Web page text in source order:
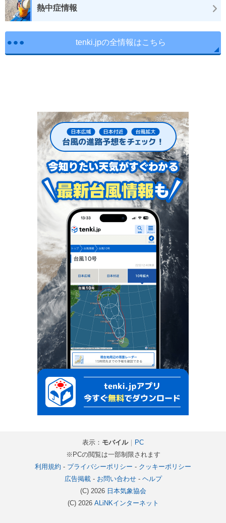
熱中症情報
tenki.jpの全情報はこちら
表示： モバイル｜ PC
※PCの閲覧は一部制限されます
利用規約 - プライバシーポリシー - クッキーポリシー
広告掲載- お問い合わせ- ヘルプ
(C) 2026 日本気象協会
(C) 2026 ALiNKインターネット